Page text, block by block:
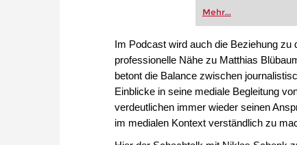
Mehr...
Im Podcast wird auch die Beziehung
professionelle Nähe zu Matthias
betont die Balance zwischen
Einblicke in seine mediale Begleitung
verdeutlichen immer wieder seinen
im medialen Kontext verständlich zu